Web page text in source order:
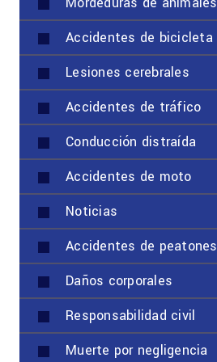
Accidentes de bicicleta
Lesiones cerebrales
Accidentes de tráfico
Conducción distraída
Accidentes de moto
Noticias
Accidentes de peatones
Daños corporales
Responsabilidad civil
Muerte por negligencia